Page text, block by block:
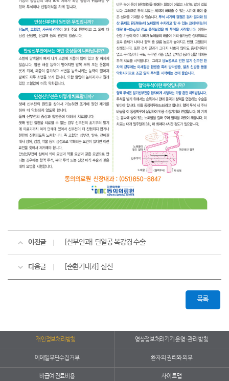
이전글 [산부인과] 단일공 복강경 수술
다음글 [순환기내과] 실신
목록
개인정보처리방침 영상정보처리기기 운영·관리 방침
이메일무단수집거부 환자의 권리와 의무
비급여 진료비용 사이트맵